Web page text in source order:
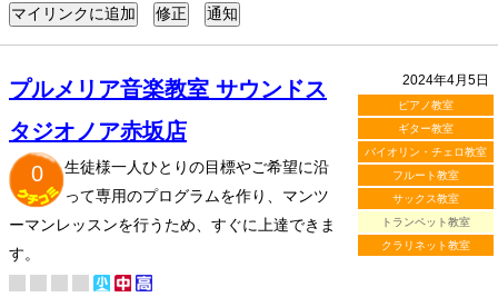
2024年4月5日
ピアノ教室
ギター教室
バイオリン・チェロ教室
フルート教室
サックス教室
トランペット教室
クラリネット教室
プルメリア音楽教室 サウンドス
タジオノア赤坂店
0
生徒様一人ひとりの目標やご希望に沿
って専用のプログラムを作り、マンツ
ーマンレッスンを行うため、すぐに上達できま
す。